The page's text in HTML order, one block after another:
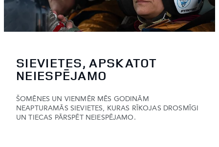
SIEVIETES, APSKATOT
NEIESPĒJAMO
ŠOMĒNES UN VIENMĒR MĒS GODINĀM
NEAPTURAMĀS SIEVIETES, KURAS RĪKOJAS DROSMĪGI
UN TIECAS PĀRSPĒT NEIESPĒJAMO.